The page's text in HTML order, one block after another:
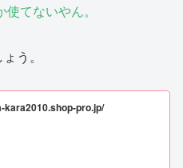
てないやん。
う。
kara2010.shop-pro.jp/